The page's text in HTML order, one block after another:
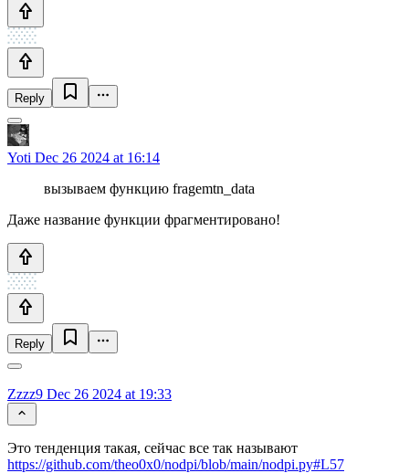
Reply
Yoti Dec 26 2024 at 16:14
вызываем функцию fragemtn_data
Даже название функции фрагментировано!
Reply
Zzzz9 Dec 26 2024 at 19:33
Это тенденция такая, сейчас все так называют
https://github.com/theo0x0/nodpi/blob/main/nodpi.py#L57